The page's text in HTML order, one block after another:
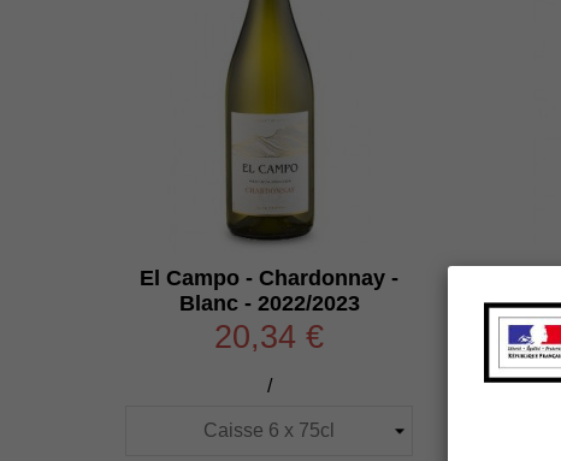
El Campo - Chardonnay -
Blanc - 2022/2023
20,34 €
/